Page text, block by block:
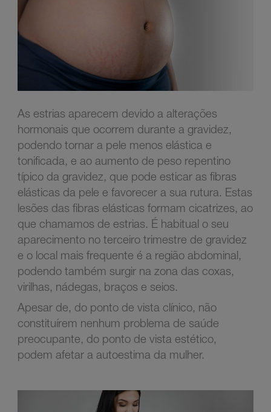
As estrias aparecem devido a alterações
hormonais que ocorrem durante a gravidez,
podendo tornar a pele menos elástica e
tonificada, e ao aumento de peso repentino
típico da gravidez, que pode esticar as fibras
elásticas da pele e favorecer a sua rutura. Estas
lesões das fibras elásticas formam cicatrizes, ao
que chamamos de estrias. É habitual o seu
aparecimento no terceiro trimestre de gravidez
e o local mais frequente é a região abdominal,
podendo também surgir na zona das coxas,
virilhas, nádegas, braços e seios.
Apesar de, do ponto de vista clínico, não
constituírem nenhum problema de saúde
preocupante, do ponto de vista estético,
podem afetar a autoestima da mulher.